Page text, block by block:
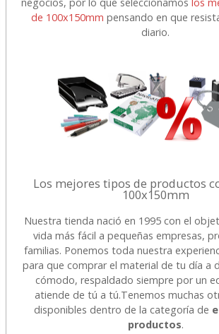
de 100x150mm pensando en que
diario.
Los mejores tipos de productos
100x150mm
Nuestra tienda nació en 1995 con el
vida más fácil a pequeñas empresas,
familias. Ponemos toda nuestra
para que comprar el material de tu día a
cómodo, respaldado siempre por un
atiende de tú a tú.Tenemos muchas
disponibles dentro de la categoría de
productos.